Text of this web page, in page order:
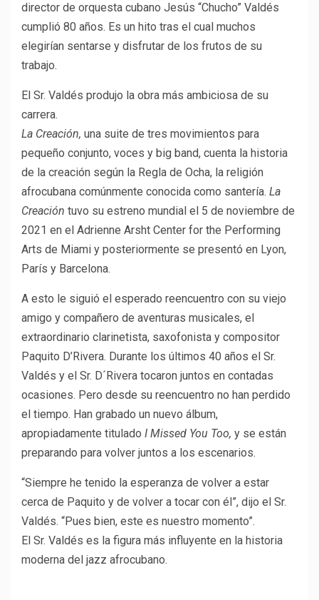
director de orquesta cubano Jesús “Chucho” Valdés
cumplió 80 años. Es un hito tras el cual muchos
elegirían sentarse y disfrutar de los frutos de su
trabajo.
El Sr. Valdés produjo la obra más ambiciosa de su
carrera.
La Creación, una suite de tres movimientos para
pequeño conjunto, voces y big band, cuenta la historia
de la creación según la Regla de Ocha, la religión
afrocubana comúnmente conocida como santería. La
Creación tuvo su estreno mundial el 5 de noviembre de
2021 en el Adrienne Arsht Center for the Performing
Arts de Miami y posteriormente se presentó en Lyon,
París y Barcelona.
A esto le siguió el esperado reencuentro con su viejo
amigo y compañero de aventuras musicales, el
extraordinario clarinetista, saxofonista y compositor
Paquito D’Rivera. Durante los últimos 40 años el Sr.
Valdés y el Sr. D´Rivera tocaron juntos en contadas
ocasiones. Pero desde su reencuentro no han perdido
el tiempo. Han grabado un nuevo álbum,
apropiadamente titulado I Missed You Too, y se están
preparando para volver juntos a los escenarios.
“Siempre he tenido la esperanza de volver a estar
cerca de Paquito y de volver a tocar con él”, dijo el Sr.
Valdés. “Pues bien, este es nuestro momento”.
El Sr. Valdés es la figura más influyente en la historia
moderna del jazz afrocubano.